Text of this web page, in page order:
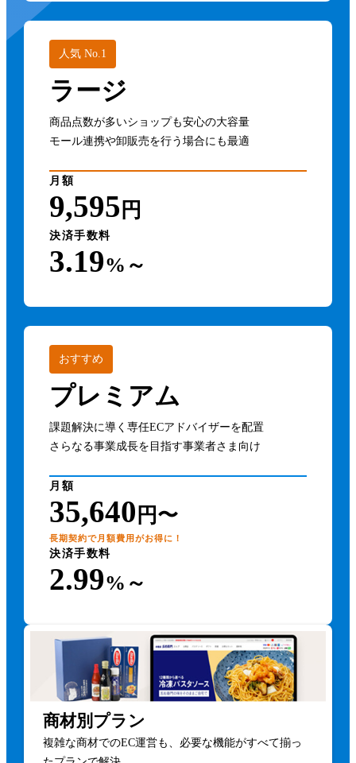
人気 No.1
ラージ
商品点数が多いショップも安心の大容量
モール連携や卸販売を行う場合にも最適
月額
9,595 円
決済手数料
3.19%～
おすすめ
プレミアム
課題解決に導く専任ECアドバイザーを配置
さらなる事業成長を目指す事業者さま向け
月額
35,640 円〜
長期契約で月額費用がお得に！
決済手数料
2.99%～
商材別プラン
複雑な商材でのEC運営も、必要な機能がすべて揃っ